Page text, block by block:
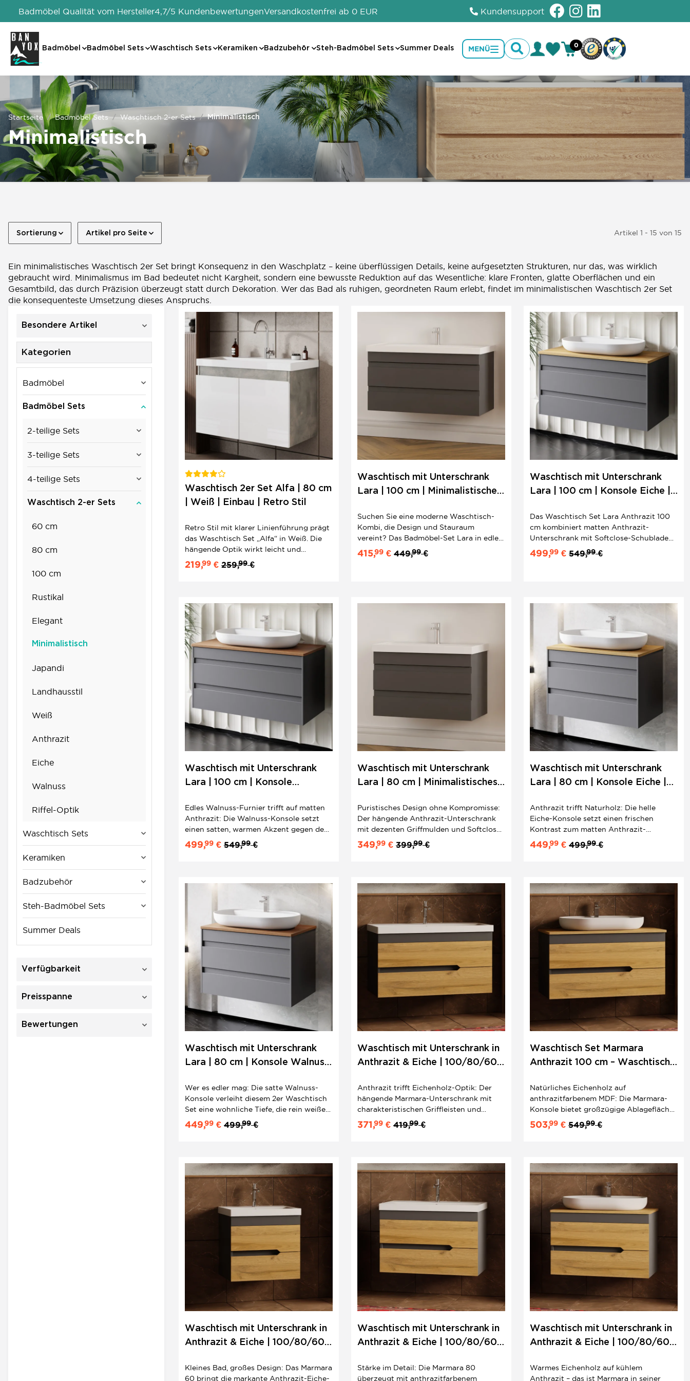
Badmöbel Qualität vom Hersteller4,7/5 KundenbewertungenVersandkostenfrei ab 0 EUR Kundensupport
Badmöbel Badmöbel Sets Waschtisch Sets Keramiken Badzubehör Steh-Badmöbel Sets Summer Deals MENÜ 0
Startseite Badmöbel Sets Waschtisch 2-er Sets Minimalistisch
Minimalistisch
Sortierung Artikel pro Seite Artikel 1 - 15 von 15
Ein minimalistisches Waschtisch 2er Set bringt Konsequenz in den Waschplatz – keine überflüssigen Details, keine aufgesetzten Strukturen, nur das, was wirklich
gebraucht wird. Minimalismus im Bad bedeutet nicht Kargheit, sondern eine bewusste Reduktion auf das Wesentliche: klare Fronten, glatte Oberflächen und ein
Gesamtbild, das durch Präzision überzeugt statt durch Dekoration. Wer das Bad als ruhigen, geordneten Raum erlebt, findet im minimalistischen Waschtisch 2er Set
die konsequenteste Umsetzung dieses Anspruchs.
Besondere Artikel
Kategorien
Badmöbel
Badmöbel Sets
2-teilige Sets
3-teilige Sets
4-teilige Sets
Waschtisch 2-er Sets
60 cm
80 cm
100 cm
Rustikal
Elegant
Minimalistisch
Japandi
Landhausstil
Weiß
Anthrazit
Eiche
Walnuss
Riffel-Optik
Waschtisch Sets
Keramiken
Badzubehör
Steh-Badmöbel Sets
Summer Deals
Verfügbarkeit
Preisspanne
Bewertungen
Waschtisch 2er Set Alfa | 80 cm
| Weiß | Einbau | Retro Stil
Retro Stil mit klarer Linienführung prägt
das Waschtisch Set „Alfa“ in Weiß. Die
hängende Optik wirkt leicht und
aufgeräumt und passt perfekt zu
modernen Bädern mit Charakter. Keramik
219,99 € 259,99€
Waschtisch mit Unterschrank
Lara | 100 cm | Minimalistisches
Suchen Sie eine moderne Waschtisch-
Kombi, die Design und Stauraum
vereint? Das Badmöbel-Set Lara in edlem
Anthrazit Matt bietet mit einer
Gesamtbreite von 100 cm die ideale
415,99 € 449,99€
Waschtisch mit Unterschrank
Lara | 100 cm | Konsole Eiche |
Das Waschtisch Set Lara Anthrazit 100
cm kombiniert matten Anthrazit-
Unterschrank mit Softclose-Schubladen
und einer naturnahen Eiche-Konsole. Das
ovale Keramik-Aufsatzwaschbecken
499,99 € 549,99€
Waschtisch mit Unterschrank
Lara | 100 cm | Konsole
Design
Edles Walnuss-Furnier trifft auf matten
Anthrazit: Die Walnuss-Konsole setzt
einen satten, warmen Akzent gegen den
dunklen Unterschrank mit zwei
Softclose-Schubladen. Inklusive ovalem
Bäder.
499,99 € 549,99€
Waschtisch mit Unterschrank
Lara | 80 cm | Minimalistisches
Puristisches Design ohne Kompromisse:
Der hängende Anthrazit-Unterschrank
mit dezenten Griffmulden und Softclose-
Schubladen bildet zusammen mit dem
eckigen Keramik-Einbauwaschbecken ein
Badezimmer.
349,99 € 399,99€
Waschtisch mit Unterschrank
Lara | 80 cm | Konsole Eiche |
Anthrazit trifft Naturholz: Die helle
Eiche-Konsole setzt einen frischen
Kontrast zum matten Anthrazit-
Unterschrank mit Softclose-Schubladen.
Das ovale Keramik-Aufsatzwaschbecken
Waschtischplatte – ein stimmiges 2er Set
für...
449,99 € 499,99€
Waschtisch mit Unterschrank
Lara | 80 cm | Konsole Walnuss
Wer es edler mag: Die satte Walnuss-
Konsole verleiht diesem 2er Waschtisch
Set eine wohnliche Tiefe, die rein weiße
Bäder sofort aufwertet. Dazu ein mattes
Anthrazit-Hängeunterschrank mit
449,99 € 499,99€
Waschtisch mit Unterschrank in
Anthrazit & Eiche | 100/80/60
Anthrazit trifft Eichenholz-Optik: Der
hängende Marmara-Unterschrank mit
charakteristischen Griffleisten und
Softclose-Schubladen setzt einen klaren,
modernen Akzent im Familienbad. Das
Boho- oder...
371,99 € 419,99€
Waschtisch Set Marmara
Anthrazit 100 cm – Waschtisch
Eiche-Konsole, Modern
Natürliches Eichenholz auf
anthrazitfarbenem MDF: Die Marmara-
Konsole bietet großzügige Ablagefläche
und trägt das ovale Keramik-
Aufsatzwaschbecken in perfekter Höhe.
Design – ein...
503,99 € 549,99€
Waschtisch mit Unterschrank in
Anthrazit & Eiche | 100/80/60
Kleines Bad, großes Design: Das Marmara
60 bringt die markante Anthrazit-Eiche-
Waschtisch mit Unterschrank in
Anthrazit & Eiche | 100/80/60
Stärke im Detail: Die Marmara 80
überzeugt mit anthrazitfarbenem
Waschtisch mit Unterschrank in
Anthrazit & Eiche | 100/80/60
Warmes Eichenholz auf kühlem
Anthrazit – das ist Marmara in seiner